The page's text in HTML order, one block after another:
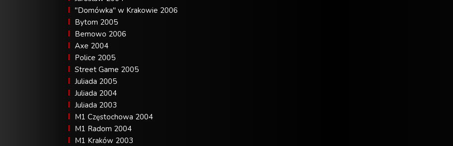
"Domówka" w Krakowie 2006
Bytom 2005
Bemowo 2006
Axe 2004
Police 2005
Street Game 2005
Juliada 2005
Juliada 2004
Juliada 2003
M1 Częstochowa 2004
M1 Radom 2004
M1 Kraków 2003